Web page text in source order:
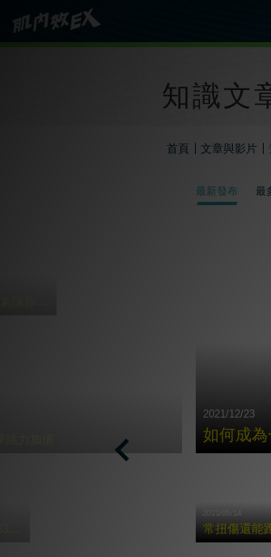
知識文
首頁 文章與影片
最新發布 最
2021/12/23
如何成為